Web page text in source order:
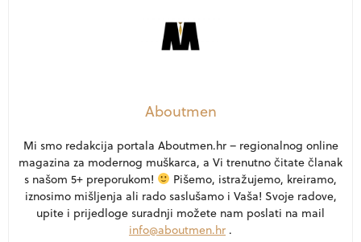
Aboutmen
Mi smo redakcija portala Aboutmen.hr – regionalnog online
magazina za modernog muškarca, a Vi trenutno čitate članak
s našom 5+ preporukom!
Pišemo, istražujemo, kreiramo,
iznosimo mišljenja ali rado saslušamo i Vaša! Svoje radove,
upite i prijedloge suradnji možete nam poslati na mail
info@aboutmen.hr .